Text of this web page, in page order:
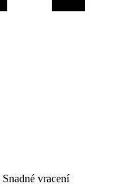
Snadné vracení